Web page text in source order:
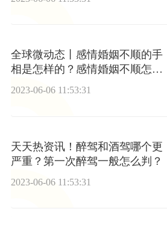
全球微动态丨感情婚姻不顺的手
相是怎样的？感情婚姻不顺怎么
办？
2023-06-06 11:53:31
天天热资讯！醉驾和酒驾哪个更
严重？第一次醉驾一般怎么判？
2023-06-06 11:53:31